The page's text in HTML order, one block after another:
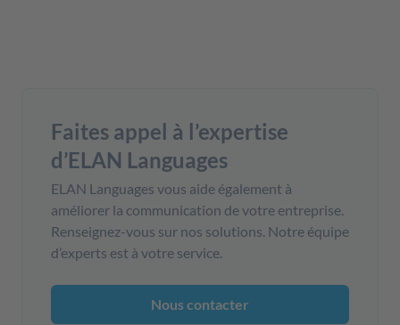
Faites appel à l’expertise
d’ELAN Languages
ELAN Languages vous aide également à
améliorer la communication de votre entreprise.
Renseignez-vous sur nos solutions. Notre équipe
d’experts est à votre service.
Nous contacter